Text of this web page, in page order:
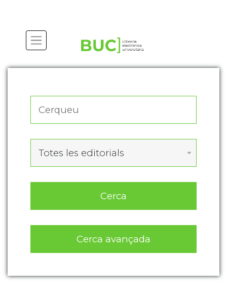
Totes les editorials
Cerca
Cerca avançada